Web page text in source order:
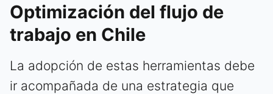
Optimización del flujo de
trabajo en Chile
La adopción de estas herramientas debe
ir acompañada de una estrategia que